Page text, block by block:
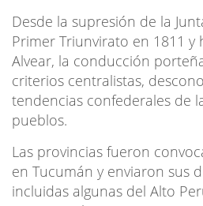
Desde la supresión de la
Primer Triunvirato en 1811 y
Alvear, la conducción
criterios centralistas,
tendencias confederales de
pueblos.
Las provincias fueron
en Tucumán y enviaron sus
incluidas algunas del Alto